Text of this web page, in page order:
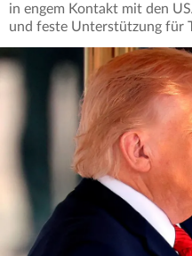
in engem Kontakt mit den
und feste Unterstützung für